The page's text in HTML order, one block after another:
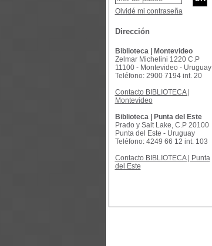
Olvidé mi contraseña
Dirección
Biblioteca | Montevideo
Zelmar Michelini 1220 C.P
11100 - Montevideo - Uruguay
Teléfono: 2900 7194 int. 20
Contacto BIBLIOTECA |
Montevideo
Biblioteca | Punta del Este
Prado y Salt Lake, C.P 20100
Punta del Este - Uruguay
Teléfono: 4249 66 12 int. 103
Contacto BIBLIOTECA | Punta
del Este